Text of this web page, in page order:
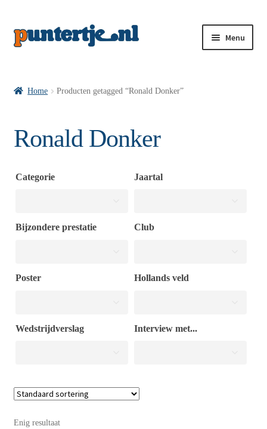
Menu
Home Producten getagged “Ronald Donker”
Ronald Donker
Categorie Jaartal
Bijzondere prestatie Club
Poster Hollands veld
Wedstrijdverslag Interview met...
Enig resultaat